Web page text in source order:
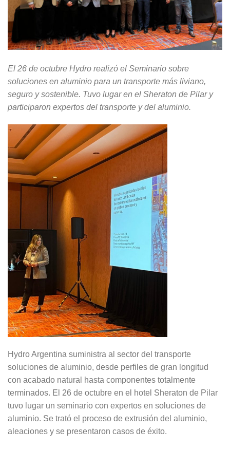
El 26 de octubre Hydro realizó el Seminario sobre
soluciones en aluminio para un transporte más liviano,
seguro y sostenible. Tuvo lugar en el Sheraton de Pilar y
participaron expertos del transporte y del aluminio.
Hydro Argentina suministra al sector del transporte
soluciones de aluminio, desde perfiles de gran longitud
con acabado natural hasta componentes totalmente
terminados. El 26 de octubre en el hotel Sheraton de Pilar
tuvo lugar un seminario con expertos en soluciones de
aluminio. Se trató el proceso de extrusión del aluminio,
aleaciones y se presentaron casos de éxito.